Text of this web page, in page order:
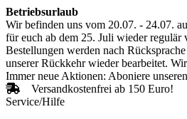
Betriebsurlaub
Wir befinden uns vom 20.07. - 24.07.
für euch ab dem 25. Juli wieder regulär
Bestellungen werden nach
unserer Rückkehr wieder bearbeitet.
Immer neue Aktionen: Aboniere
Versandkostenfrei ab 150 Euro!
Service/Hilfe